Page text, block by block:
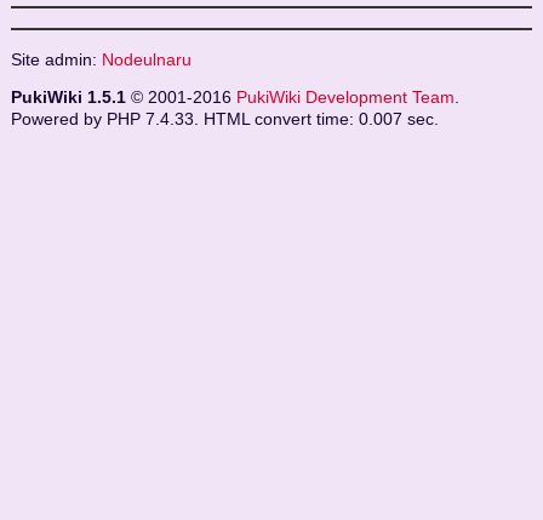
Site admin: Nodeulnaru
PukiWiki 1.5.1© 2001-2016 PukiWiki Development Team.
Powered by PHP 7.4.33. HTML convert time: 0.007 sec.